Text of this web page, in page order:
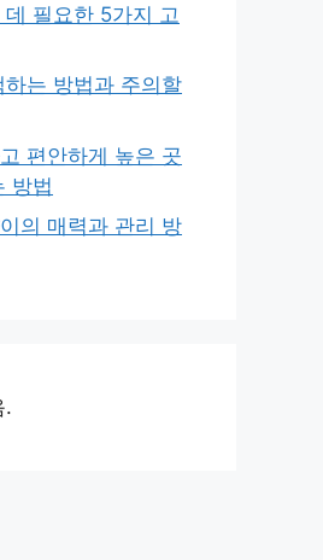
필요한 5가지 고
는 방법과 주의할
편안하게 높은 곳
방법
의 매력과 관리 방
.